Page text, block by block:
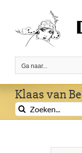
inhoud
Ga naar...
Klaas van
Zoeken
naar: